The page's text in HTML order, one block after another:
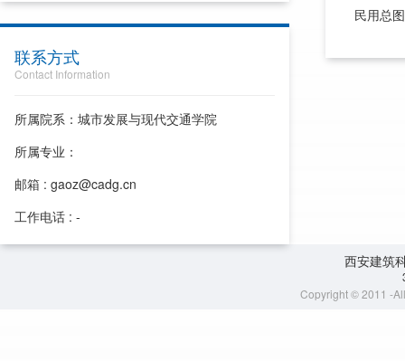
联系方式
Contact Information
所属院系：城市发展与现代交通学院
所属专业：
邮箱 : gaoz@cadg.cn
工作电话 : -
民用总
西安建筑
Copyright © 2011 -